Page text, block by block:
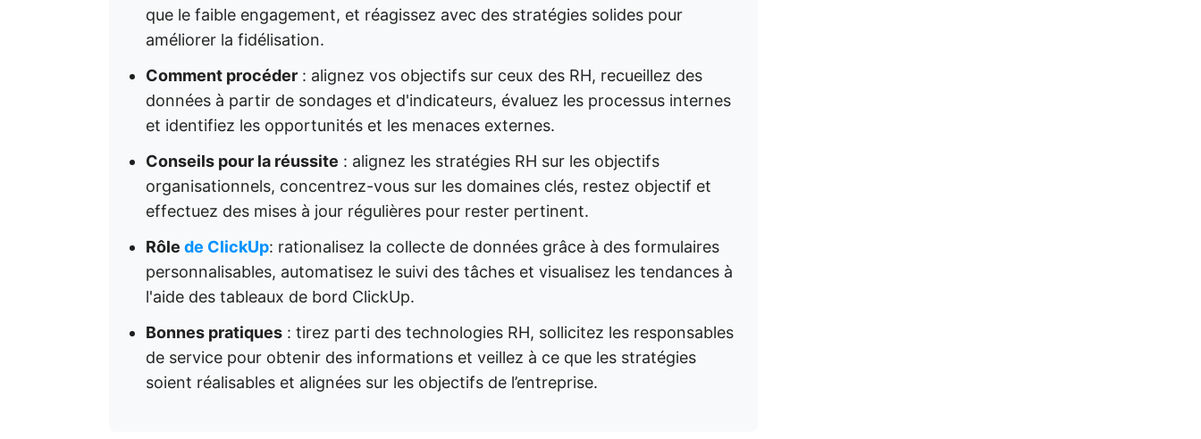
que le faible engagement, et réagissez avec des stratégies solides pour
améliorer la fidélisation.
Comment procéder : alignez vos objectifs sur ceux des RH, recueillez des
données à partir de sondages et d'indicateurs, évaluez les processus internes
et identifiez les opportunités et les menaces externes.
Conseils pour la réussite : alignez les stratégies RH sur les objectifs
organisationnels, concentrez-vous sur les domaines clés, restez objectif et
effectuez des mises à jour régulières pour rester pertinent.
Rôle de ClickUp: rationalisez la collecte de données grâce à des formulaires
personnalisables, automatisez le suivi des tâches et visualisez les tendances à
l'aide des tableaux de bord ClickUp.
Bonnes pratiques : tirez parti des technologies RH, sollicitez les responsables
de service pour obtenir des informations et veillez à ce que les stratégies
soient réalisables et alignées sur les objectifs de l’entreprise.